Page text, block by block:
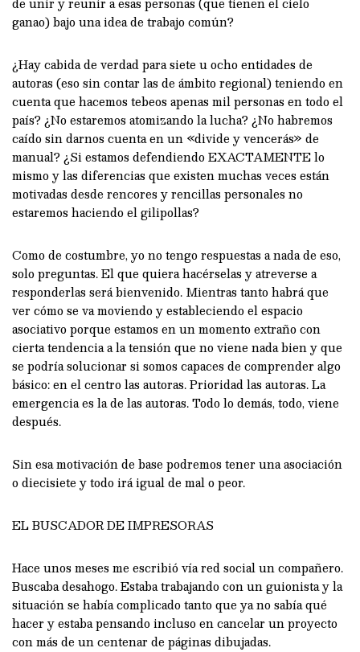
ganao) bajo una idea de trabajo común?
¿Hay cabida de verdad para siete u ocho entidades de
autoras (eso sin contar las de ámbito regional) teniendo en
cuenta que hacemos tebeos apenas mil personas en todo el
país? ¿No estaremos atomizando la lucha? ¿No habremos
caído sin darnos cuenta en un «divide y vencerás» de
manual? ¿Si estamos defendiendo EXACTAMENTE lo
mismo y las diferencias que existen muchas veces están
motivadas desde rencores y rencillas personales no
estaremos haciendo el gilipollas?
Como de costumbre, yo no tengo respuestas a nada de eso,
solo preguntas. El que quiera hacérselas y atreverse a
responderlas será bienvenido. Mientras tanto habrá que
ver cómo se va moviendo y estableciendo el espacio
asociativo porque estamos en un momento extraño con
cierta tendencia a la tensión que no viene nada bien y que
se podría solucionar si somos capaces de comprender algo
básico: en el centro las autoras. Prioridad las autoras. La
emergencia es la de las autoras. Todo lo demás, todo, viene
después.
Sin esa motivación de base podremos tener una asociación
o diecisiete y todo irá igual de mal o peor.
EL BUSCADOR DE IMPRESORAS
Hace unos meses me escribió vía red social un compañero.
Buscaba desahogo. Estaba trabajando con un guionista y la
situación se había complicado tanto que ya no sabía qué
hacer y estaba pensando incluso en cancelar un proyecto
con más de un centenar de páginas dibujadas.